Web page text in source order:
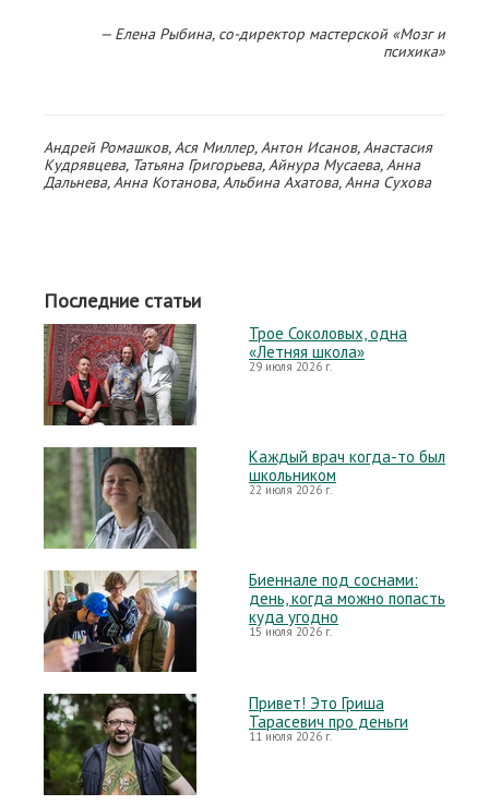
— Елена Рыбина, со-директор мастерской «Мозг и
психика»
Андрей Ромашков, Ася Миллер, Антон Исанов, Анастасия
Кудрявцева, Татьяна Григорьева, Айнура Мусаева, Анна
Дальнева, Анна Котанова, Альбина Ахатова, Анна Сухова
Последние статьи
Трое Соколовых, одна
«Летняя школа»
29 июля 2026 г.
Каждый врач когда-то был
школьником
22 июля 2026 г.
Биеннале под соснами:
день, когда можно попасть
куда угодно
15 июля 2026 г.
Привет! Это Гриша
Тарасевич про деньги
11 июля 2026 г.